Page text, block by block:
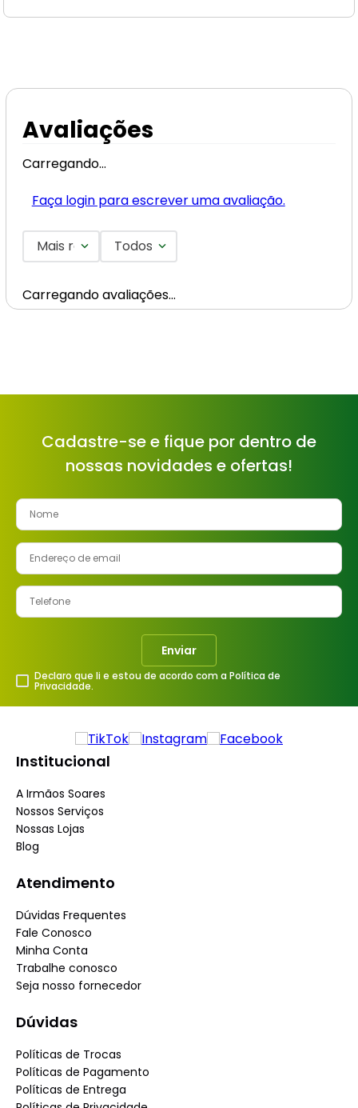
Avaliações
Carregando…
Faça login para escrever uma avaliação.
Mais recentesTodos
Carregando avaliações…
Cadastre-se e fique por dentro de
nossas novidades e ofertas!
Enviar
Declaro que li e estou de acordo com a Política de
Privacidade.
Institucional
A Irmãos Soares
Nossos Serviços
Nossas Lojas
Blog
Atendimento
Dúvidas Frequentes
Fale Conosco
Minha Conta
Trabalhe conosco
Seja nosso fornecedor
Dúvidas
Políticas de Trocas
Políticas de Pagamento
Políticas de Entrega